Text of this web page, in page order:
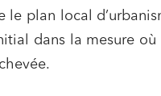
le plan local
dans la mesure où